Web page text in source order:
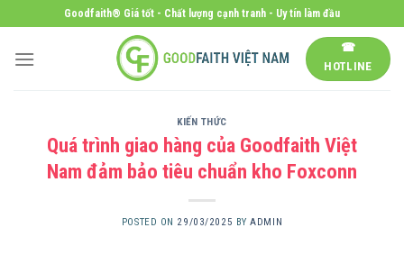
to
content
Goodfaith® Giá tốt - Chất lượng cạnh tranh - Uy tín làm đầu
☎
HOTLINE
KIẾN THỨC
Quá trình giao hàng của Goodfaith Việt
Nam đảm bảo tiêu chuẩn kho Foxconn
POSTED ON 29/03/2025 BYADMIN